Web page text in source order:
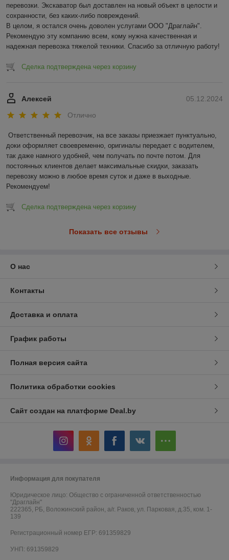
перевозки. Экскаватор был доставлен на новый объект в целости и
сохранности, без каких-либо повреждений.
В целом, я остался очень доволен услугами ООО "Драглайн".
Рекомендую эту компанию всем, кому нужна качественная и
надежная перевозка тяжелой техники. Спасибо за отличную работу!
Сделка подтверждена через корзину
05.12.2024
Алексей
Отлично
Ответственный перевозчик, на все заказы приезжает пунктуально,
доки оформляет своевременно, оригиналы передает с водителем,
так даже намного удобней, чем получать по почте потом. Для
постоянных клиентов делает максимальные скидки, заказать
перевозку можно в любое время суток и даже в выходные.
Рекомендуем!
Сделка подтверждена через корзину
Показать все отзывы
О нас
Контакты
Доставка и оплата
График работы
Полная версия сайта
Политика обработки cookies
Сайт создан на платформе Deal.by
Информация для покупателя
Юридическое лицо: Общество с ограниченной ответственностью
"Драглайн"
222365, РБ, Воложинский район, а/г. Раков, ул. Парковая, д.35, ком. 1-
139
Регистрационный номер ЕГР: 691359829
УНП: 691359829